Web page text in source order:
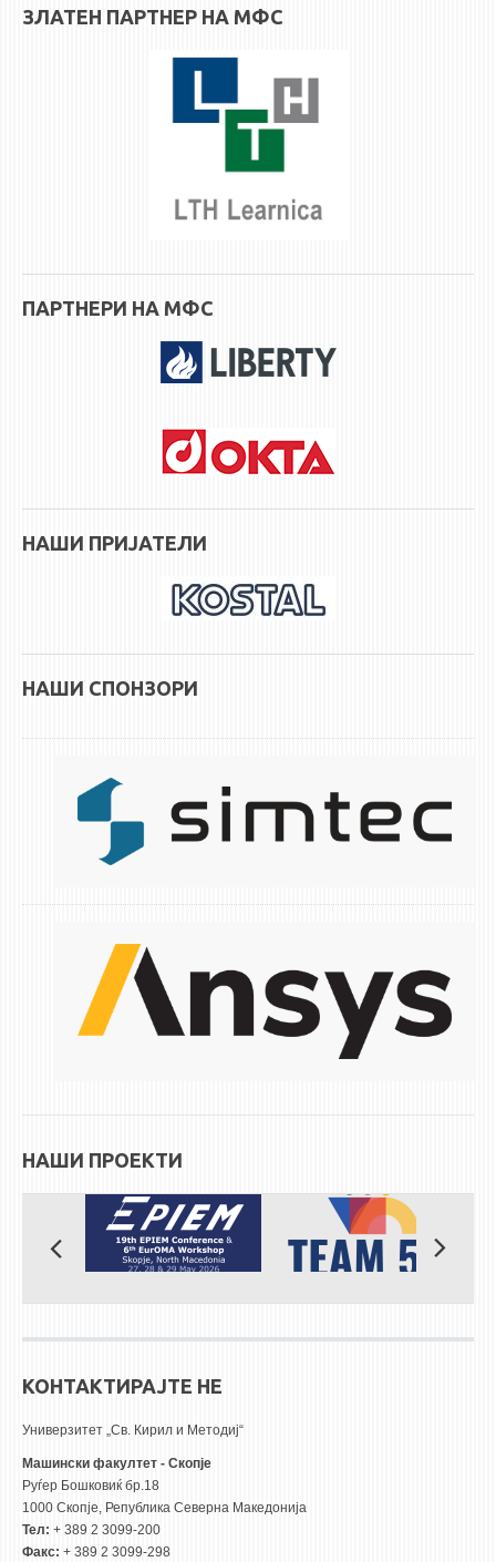
ЗЛАТЕН ПАРТНЕР НА МФС
ПАРТНЕРИ НА МФС
НАШИ ПРИЈАТЕЛИ
НАШИ СПОНЗОРИ
НАШИ ПРОЕКТИ
КОНТАКТИРАЈТЕ НЕ
Универзитет „Св. Кирил и Методиј“
Машински факултет - Скопје
Руѓер Бошковиќ бр.18
1000 Скопје, Република Северна Македонија
Тел: + 389 2 3099-200
Факс: + 389 2 3099-298